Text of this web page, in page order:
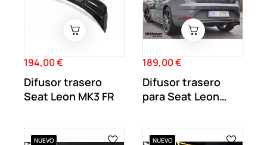
Precio
194,00 €
Difusor trasero
Seat Leon MK3 FR
Precio
189,00 €
Difusor trasero
para Seat Leon
NUEVO NUEVO